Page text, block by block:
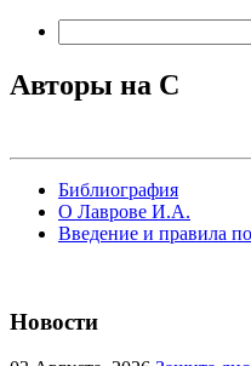
Авторы на C
Библиография
О Лаврове И.А.
Введение и правила
Новости